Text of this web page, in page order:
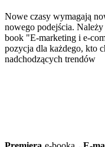
Nowe czasy wymagają
nowego podejścia.
book "E-marketing i e-
pozycja dla każdego, kto
nadchodzących trendów